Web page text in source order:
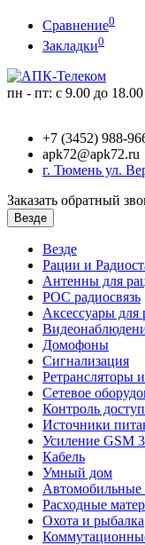
Сравнение0
Закладки0
пн - пт: с 9.00 до 18.00
+7 (3452) 988-
apk72@apk72.ru
г. Тюмень ул.
Заказать обратный
Везде
Везде
Рации и
Антенны для
POC радиосвязь
Аксессуары для
Домофоны
Сигнализация
Ретрансляторы
Сетевое
Контроль
Источники
Усиление GSM
Кабель
Умный дом
Автомобильные
Расходные
Охота и рыбалка